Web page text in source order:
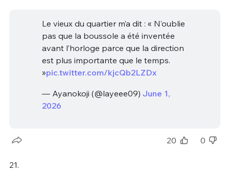
Le vieux du quartier m’a dit : « N’oublie
pas que la boussole a été inventée
avant l’horloge parce que la direction
est plus importante que le temps.
»pic.twitter.com/kjcQb2LZDx
— Ayanokoji (@layeee09) June 1,
2026
20 0
21.